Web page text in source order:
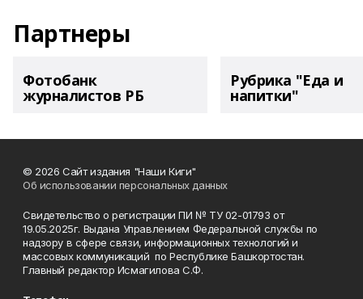
Партнеры
Фотобанк
журналистов РБ
Рубрика "Еда и
напитки"
© 2026 Сайт издания "Наши Киги"
Об использовании персональных данных
Свидетельство о регистрации ПИ № ТУ 02-01793 от
19.05.2025г. Выдана Управлением Федеральной службы по
надзору в сфере связи, информационных технологий и
массовых коммуникаций по Республике Башкортостан.
Главный редактор Исмагилова С.Ф.